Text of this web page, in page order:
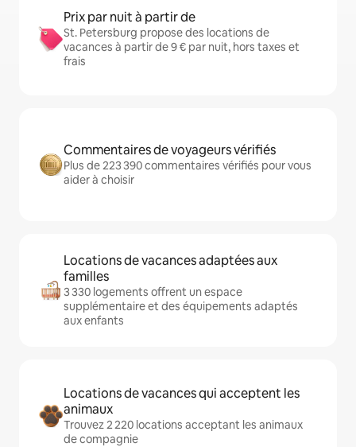
Prix par nuit à partir de
St. Petersburg propose des locations de
vacances à partir de 9 € par nuit, hors taxes et
frais
Commentaires de voyageurs vérifiés
Plus de 223 390 commentaires vérifiés pour vous
aider à choisir
Locations de vacances adaptées aux
familles
3 330 logements offrent un espace
supplémentaire et des équipements adaptés
aux enfants
Locations de vacances qui acceptent les
animaux
Trouvez 2 220 locations acceptant les animaux
de compagnie